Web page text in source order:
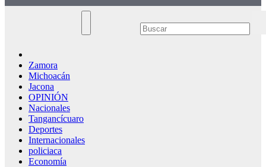
Zamora
Michoacán
Jacona
OPINIÓN
Nacionales
Tangancícuaro
Deportes
Internacionales
policiaca
Economía